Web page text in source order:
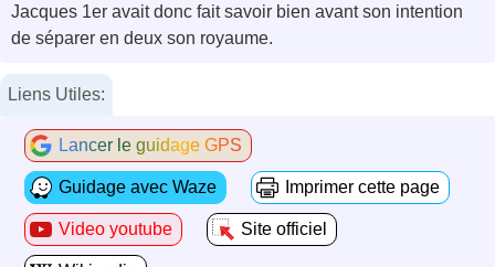
Jacques 1er avait donc fait savoir bien avant son intention
de séparer en deux son royaume.
Liens Utiles:
Lancer le guidage GPS
Guidage avec Waze Imprimer cette page
Video youtube Site officiel